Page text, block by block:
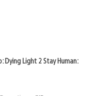
Dying Light 2 Stay Human: